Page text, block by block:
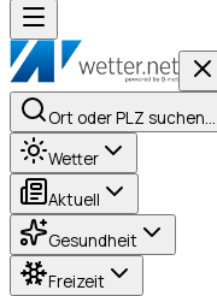
Ort oder PLZ suchen…
Wetter
Aktuell
Gesundheit
Freizeit